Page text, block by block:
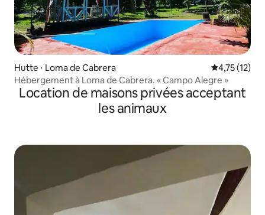
Hutte ⋅ Loma de Cabrera Évaluation
4,75 (12)
Hébergement à Loma de Cabrera. « Campo Alegre »
Location de maisons privées acceptant
les animaux